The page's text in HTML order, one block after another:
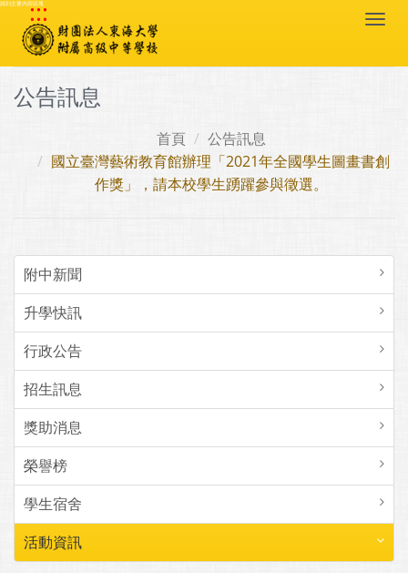
跳到主要內容區塊
:::
公告訊息
首頁
公告訊息
國立臺灣藝術教育館辦理「2021年全國學生圖畫書創
作獎」，請本校學生踴躍參與徵選。
附中新聞
升學快訊
行政公告
招生訊息
獎助消息
榮譽榜
學生宿舍
活動資訊